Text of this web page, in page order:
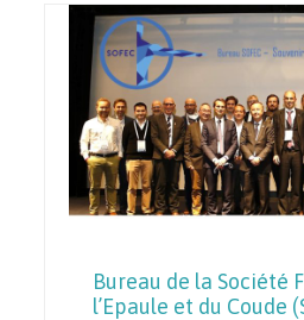
Bureau de la Société
l’Epaule et du Coude